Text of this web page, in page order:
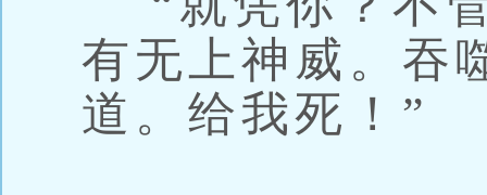
有无上神威。吞
道。给我死！”